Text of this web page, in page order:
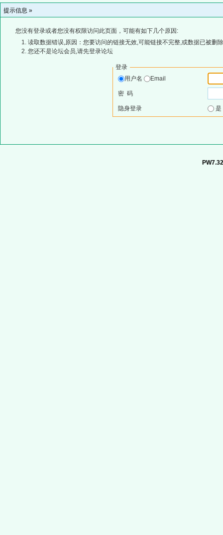
提示信息 »
您没有登录或者您没有权限访问此页面，可能有如下几个原因:
读取数据错误,原因：您要访问的链接无效,可能链接不完整,或数据已被删
您还不是论坛会员,请先登录论坛
登录
用户名
Email
密 码
隐身登录